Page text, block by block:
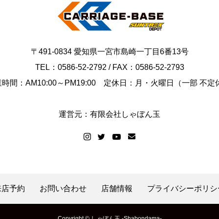
〒491-0834 愛知県一宮市島崎一丁目6番13号
TEL：0586-52-2792 / FAX：0586-52-2793
時間：AM10:00～PM19:00 定休日：月・火曜日（一部 不定
運営元：有限会社しゃぼん玉
予約 お問い合わせ 店舗情報 プライバシーポリシ